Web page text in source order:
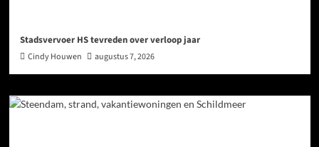
Stadsvervoer HS tevreden over verloop jaar
Cindy Houwen augustus 7, 2026